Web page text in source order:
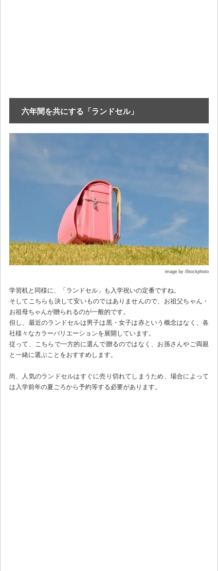
六年間を共にする「ランドセル」
image by iStockphoto
学習机と同様に、「ランドセル」も入学祝いの定番ですね。
そしてこちらも決して安いものではありませんので、お祖父ちゃん・
お祖母ちゃんが贈られるのが一般的です。
但し、最近のランドセルは男子は黒・女子は赤という概念はなく、各
社様々なカラーバリエーションを展開しています。
従って、こちらで一方的に選んで贈るのではなく、お孫さんやご両親
と一緒に選ぶことをおすすめします。
尚、人気のランドセルはすぐに売り切れてしまうため、場合によって
は入学前年の夏ごろから予約等する必要があります。